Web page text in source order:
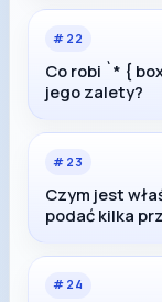
# 22
Co robi `* {
jego zalety?
# 23
Czym jest
podać kilka
# 24